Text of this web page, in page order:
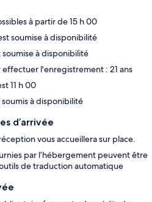
à partir de 15 h 00
soumise à disponibilité
soumise à disponibilité
l'enregistrement : 21 ans
11 h 00
à disponibilité
d’arrivée
vous accueillera sur place.
par l’hébergement peuvent être
de traduction automatique